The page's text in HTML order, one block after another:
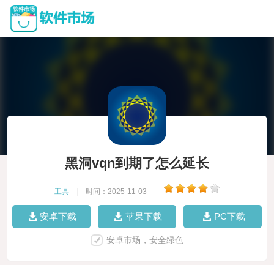
黑洞vqn到期了怎么延长
工具 时间：2025-11-03
安卓下载 苹果下载 PC下载
安卓市场，安全绿色